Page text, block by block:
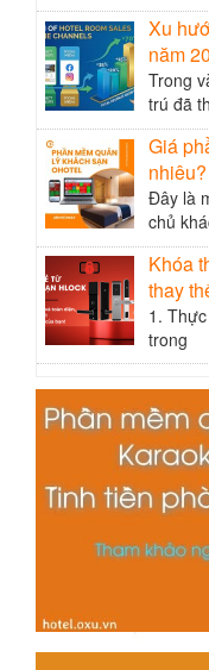
Xu
năm
Trong
trú đã
Giá
Đây là
chủ
Khóa
thay
1.
trong